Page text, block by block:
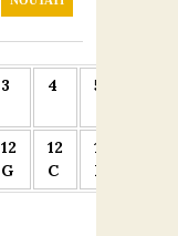
3 4 5
12
G
12
C
12
H